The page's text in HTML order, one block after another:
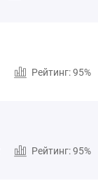
Рейтинг: 95%
Рейтинг: 95%